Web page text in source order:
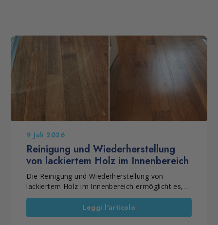
9 Juli 2026
Reinigung und Wiederherstellung
von lackiertem Holz im Innenbereich
Die Reinigung und Wiederherstellung von
lackiertem Holz im Innenbereich ermöglicht es,
matt oder glänzend lackiertes Parkett
aufzubereiten, das durch die tägliche Nutzung an
Glanz, Farbintensität und Gleichmäßigkeit
Leggi l'articolo